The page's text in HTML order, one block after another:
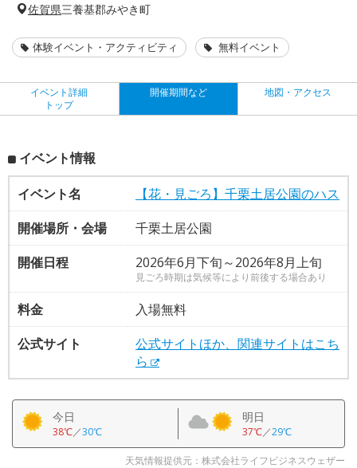
佐賀県三養基郡みやき町
体験イベント・アクティビティ 無料イベント
イベント詳細
トップ
開催期間など 地図・アクセス
イベント情報
イベント名
【花・見ごろ】千栗土居公園のハス
開催場所・会場
千栗土居公園
開催日程
2026年6月下旬～2026年8月上旬
見ごろ時期は気候等により前後する場合あり
料金
入場無料
公式サイト
公式サイトほか、関連サイトはこち
ら
今日
38℃／30℃
明日
37℃／29℃
天気情報提供元：株式会社ライフビジネスウェザー